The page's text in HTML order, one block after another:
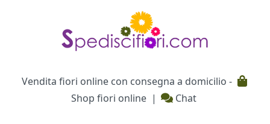
Vendita fiori online con consegna a domicilio -
Shop fiori online | Chat